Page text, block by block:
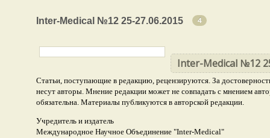
Inter-Medical №12 25-27.06.2015 4
Inter-Medical №12
Статьи, поступающие в редакцию, рецензируются. За
несут авторы. Мнение редакции может не совпадать с мнением
обязательна. Материалы публикуются в авторской редакции.
Учредитель и издатель
Международное Научное Объединение "Inter-Medical"